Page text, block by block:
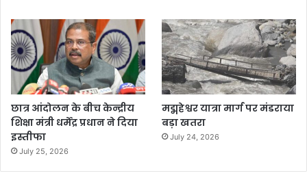
छात्र आंदोलन के बीच केन्द्रीय
शिक्षा मंत्री धर्मेंद्र प्रधान ने दिया
इस्तीफा
July 25, 2026
मद्महेश्वर यात्रा मार्ग पर मंडराया
बड़ा खतरा
July 24, 2026